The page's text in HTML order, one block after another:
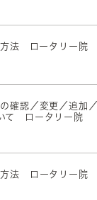
方法 ロータリー院
確認／変更／追加／
て ロータリー院
方法 ロータリー院